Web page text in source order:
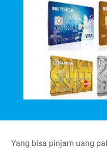
Yang bisa pinjam uang